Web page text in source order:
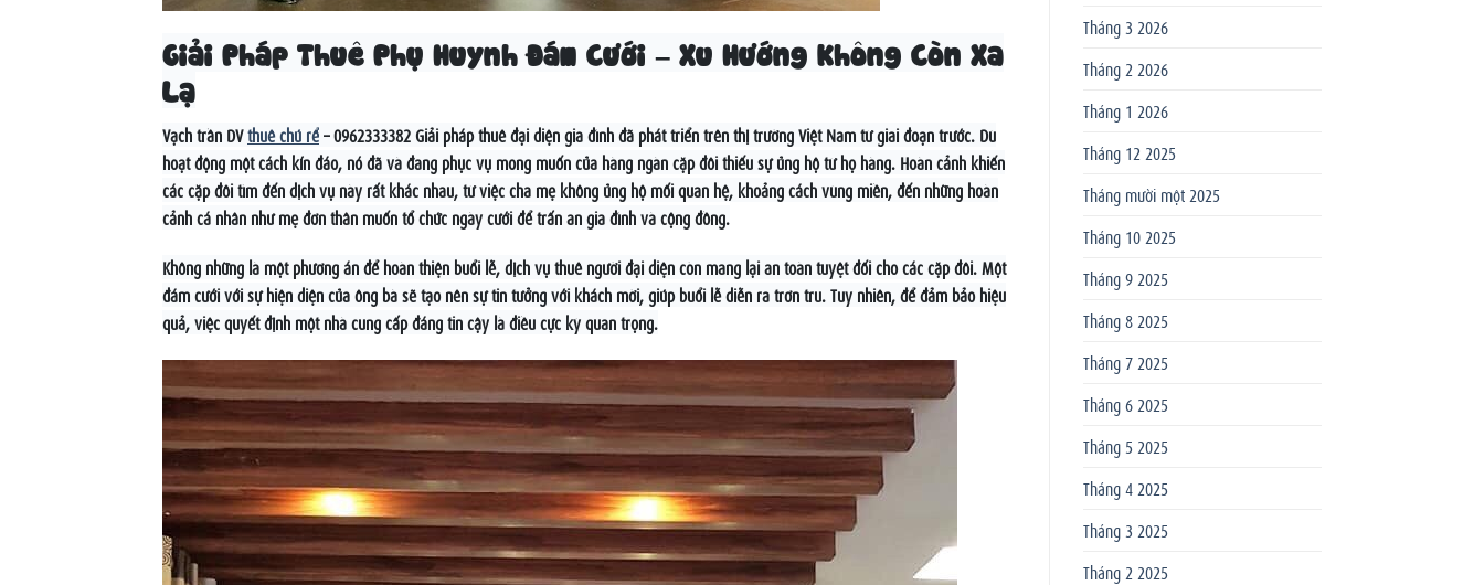
Giải Pháp Thuê Phụ Huynh Đám Cưới – Xu Hướng Không Còn Xa
Lạ
Vạch trần DVthuê chú rể– 0962333382 Giải pháp thuê đại diện gia đình đã phát triển trên thị trường Việt Nam từ giai đoạn trước. Dù
hoạt động một cách kín đáo, nó đã và đang phục vụ mong muốn của hàng ngàn cặp đôi thiếu sự ủng hộ từ họ hàng. Hoàn cảnh khiến
các cặp đôi tìm đến dịch vụ này rất khác nhau, từ việc cha mẹ không ủng hộ mối quan hệ, khoảng cách vùng miền, đến những hoàn
cảnh cá nhân như mẹ đơn thân muốn tổ chức ngày cưới để trấn an gia đình và cộng đồng.
Không những là một phương án để hoàn thiện buổi lễ, dịch vụ thuê người đại diện còn mang lại an toàn tuyệt đối cho các cặp đôi. Một
đám cưới với sự hiện diện của ông bà sẽ tạo nên sự tin tưởng với khách mời, giúp buổi lễ diễn ra trơn tru. Tuy nhiên, để đảm bảo hiệu
quả, việc quyết định một nhà cung cấp đáng tin cậy là điều cực kỳ quan trọng.
Tháng 3 2026
Tháng 2 2026
Tháng 1 2026
Tháng 12 2025
Tháng mười một 2025
Tháng 10 2025
Tháng 9 2025
Tháng 8 2025
Tháng 7 2025
Tháng 6 2025
Tháng 5 2025
Tháng 4 2025
Tháng 3 2025
Tháng 2 2025